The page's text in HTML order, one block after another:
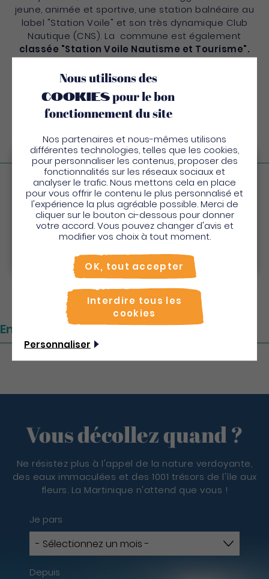
jeune, animée et sportive, une station balnéaire au
label "Station Voile" et son très dynamique Club
Nautique (CNS). La commune est également
classée "Station Voile Nautisme et Tourisme".
Elle compte de nombreux équipements touristiques
: hôtels, restaurants, le Casino Plaza Batelière ou le
Palais des Congrès Madiana.
C’est également sur le territoire de la commune
Visitez la commune
Emplacement
Vous décollez quand ?
Ne résistez plus à l'appel de la nature verdoyante,
des eaux immaculées et des 1001 trésors de l'île aux
fleurs. La Martinique n'attend que vous !
Je pars
Depuis
Bienvenue en Martinique
Pour profiter de votre séjour et trouver des
activités en quelques clics, activez le mode “sur
place”.
Utiliser le mode surplace
Nous utilisons des
cookiespour le bon
fonctionnement du site
Nos partenaires et nous-mêmes utilisons
différentes technologies, telles que les cookies,
pour personnaliser les contenus, proposer des
fonctionnalités sur les réseaux sociaux et
analyser le trafic. Nous mettons cela en place
pour vous offrir le contenu le plus personnalisé et
l'expérience la plus agréable possible. Merci de
cliquer sur le bouton ci-dessous pour donner
votre accord. Vous pouvez changer d'avis et
modifier vos choix à tout moment.
OK, tout accepter
Interdire tous les
cookies
Personnaliser